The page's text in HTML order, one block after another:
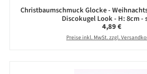
Christbaumschmuck Glocke -
Discokugel Look - H: 8cm -
Regulärer Preis:
4,89 €
Preise inkl. MwSt. zzgl.